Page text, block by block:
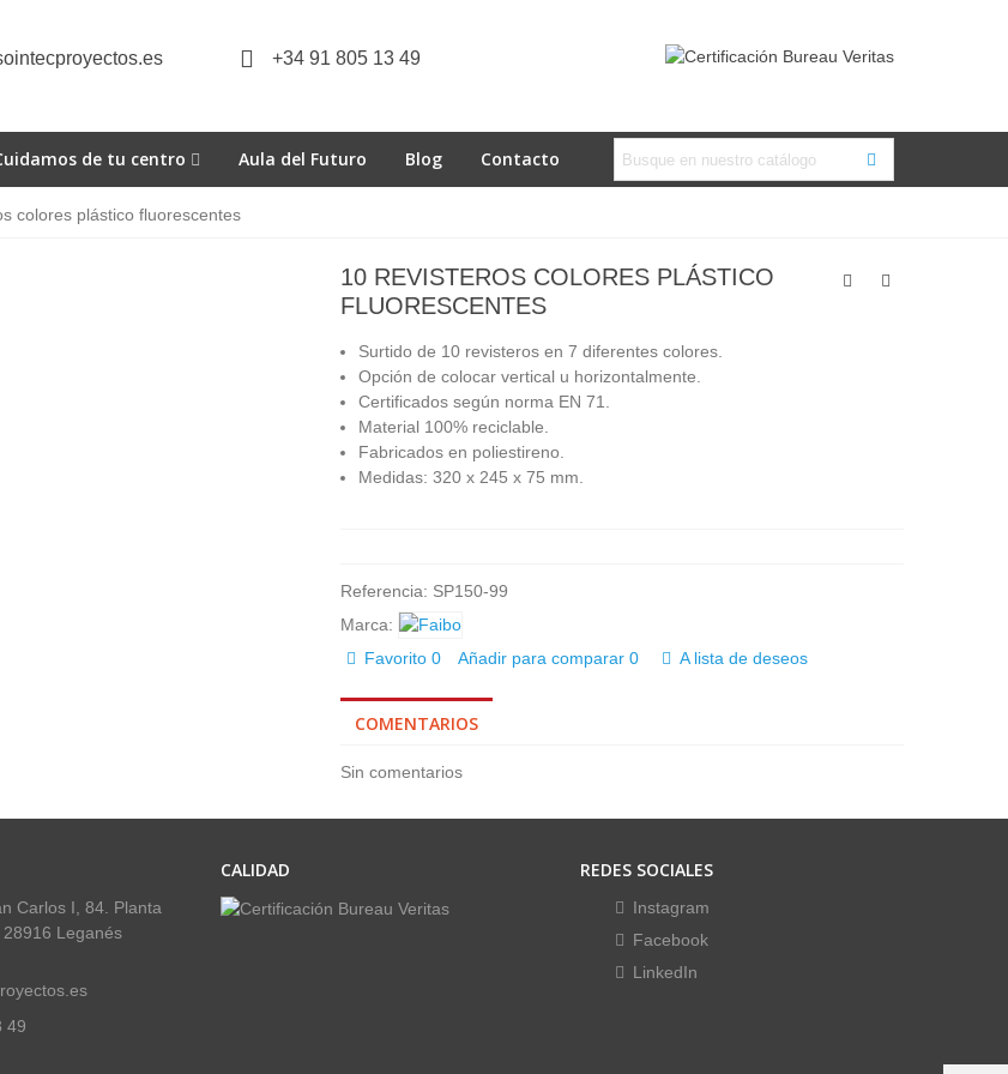
+34 91 805 13 49
de tu centro Aula del Futuro Blog Contacto
colores plástico fluorescentes
10 REVISTEROS COLORES PLÁSTICO
FLUORESCENTES
Surtido de 10 revisteros en 7 diferentes colores.
Opción de colocar vertical u horizontalmente.
Certificados según norma EN 71.
Material 100% reciclable.
Fabricados en poliestireno.
Medidas: 320 x 245 x 75 mm.
Referencia: SP150-99
Marca:
Favorito 0 Añadir para comparar 0 A lista de deseos
COMENTARIOS
Sin comentarios
Carlos I, 84. Planta
28916 Leganés
49
CALIDAD REDES SOCIALES
Instagram
Facebook
LinkedIn